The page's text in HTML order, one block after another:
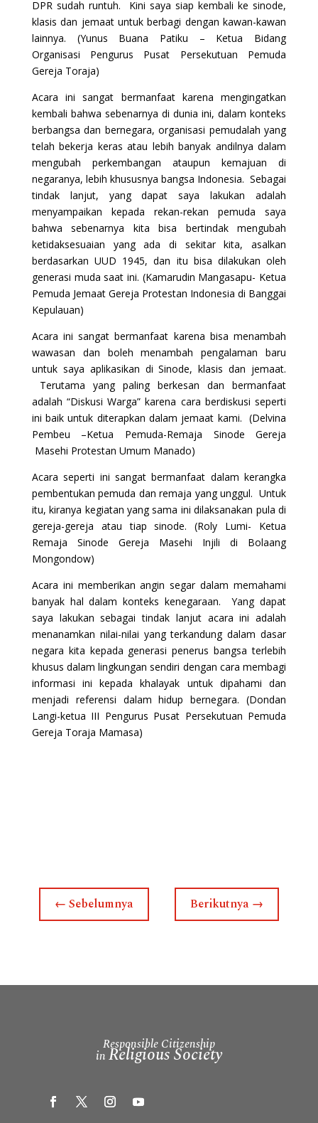
DPR sudah runtuh. Kini saya siap kembali ke sinode,
klasis dan jemaat untuk berbagi dengan kawan-kawan
lainnya. (Yunus Buana Patiku – Ketua Bidang
Organisasi Pengurus Pusat Persekutuan Pemuda
Gereja Toraja)
Acara ini sangat bermanfaat karena mengingatkan
kembali bahwa sebenarnya di dunia ini, dalam konteks
berbangsa dan bernegara, organisasi pemudalah yang
telah bekerja keras atau lebih banyak andilnya dalam
mengubah perkembangan ataupun kemajuan di
negaranya, lebih khususnya bangsa Indonesia. Sebagai
tindak lanjut, yang dapat saya lakukan adalah
menyampaikan kepada rekan-rekan pemuda saya
bahwa sebenarnya kita bisa bertindak mengubah
ketidaksesuaian yang ada di sekitar kita, asalkan
berdasarkan UUD 1945, dan itu bisa dilakukan oleh
generasi muda saat ini. (Kamarudin Mangasapu- Ketua
Pemuda Jemaat Gereja Protestan Indonesia di Banggai
Kepulauan)
Acara ini sangat bermanfaat karena bisa menambah
wawasan dan boleh menambah pengalaman baru
untuk saya aplikasikan di Sinode, klasis dan jemaat.
Terutama yang paling berkesan dan bermanfaat
adalah “Diskusi Warga” karena cara berdiskusi seperti
ini baik untuk diterapkan dalam jemaat kami. (Delvina
Pembeu –Ketua Pemuda-Remaja Sinode Gereja
Masehi Protestan Umum Manado)
Acara seperti ini sangat bermanfaat dalam kerangka
pembentukan pemuda dan remaja yang unggul. Untuk
itu, kiranya kegiatan yang sama ini dilaksanakan pula di
gereja-gereja atau tiap sinode. (Roly Lumi- Ketua
Remaja Sinode Gereja Masehi Injili di Bolaang
Mongondow)
Acara ini memberikan angin segar dalam memahami
banyak hal dalam konteks kenegaraan. Yang dapat
saya lakukan sebagai tindak lanjut acara ini adalah
menanamkan nilai-nilai yang terkandung dalam dasar
negara kita kepada generasi penerus bangsa terlebih
khusus dalam lingkungan sendiri dengan cara membagi
informasi ini kepada khalayak untuk dipahami dan
menjadi referensi dalam hidup bernegara. (Dondan
Langi-ketua III Pengurus Pusat Persekutuan Pemuda
Gereja Toraja Mamasa)
← Sebelumnya Berikutnya →
Responsible Citizenship
in Religious Society